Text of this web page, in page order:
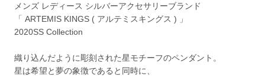
メンズ レディース シルバーアクセサリーブランド
「 ARTEMIS KINGS ( アルテミスキングス ) 」
2020SS Collection
織り込んだように彫刻された星モチーフのペンダント。
星は希望と夢の象徴であると同時に、